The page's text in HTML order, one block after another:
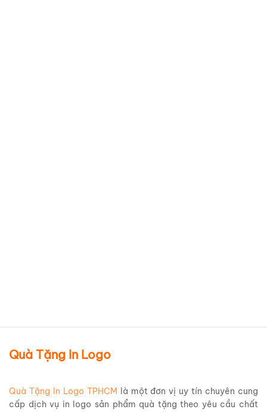
Quà Tặng In Logo
Quà Tặng In Logo TPHCM là một đơn vị uy tín chuyên cung
cấp dịch vụ in logo sản phẩm quà tặng theo yêu cầu chất